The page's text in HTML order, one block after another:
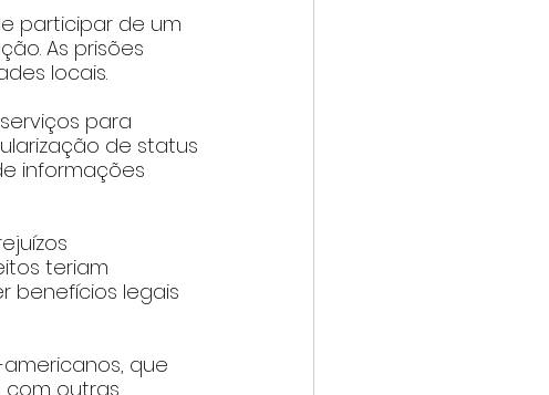
participar de um
As prisões
locais.
para
de status
informações
teriam
benefícios legais
que
com outras